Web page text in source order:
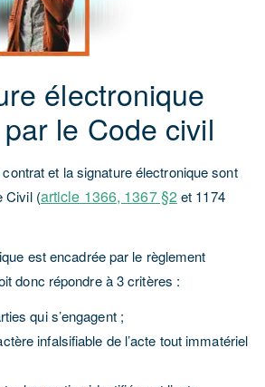
électronique
le Code civil
contrat et la signature électronique sont
Civil (article 1366, 1367 §2et 1174
est encadrée par le règlement
donc répondre à 3 critères :
qui s’engagent ;
infalsifiable de l’acte tout immatériel